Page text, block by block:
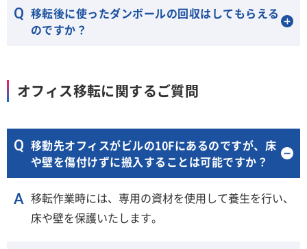
移転後に使ったダンボールの回収はしてもらえる
のですか？
オフィス移転に関するご質問
移動先オフィスがビルの10Fにあるのですが、床
や壁を傷付けずに搬入することは可能ですか？
移転作業時には、専用の資材を使用して養生を行い、
床や壁を保護いたします。